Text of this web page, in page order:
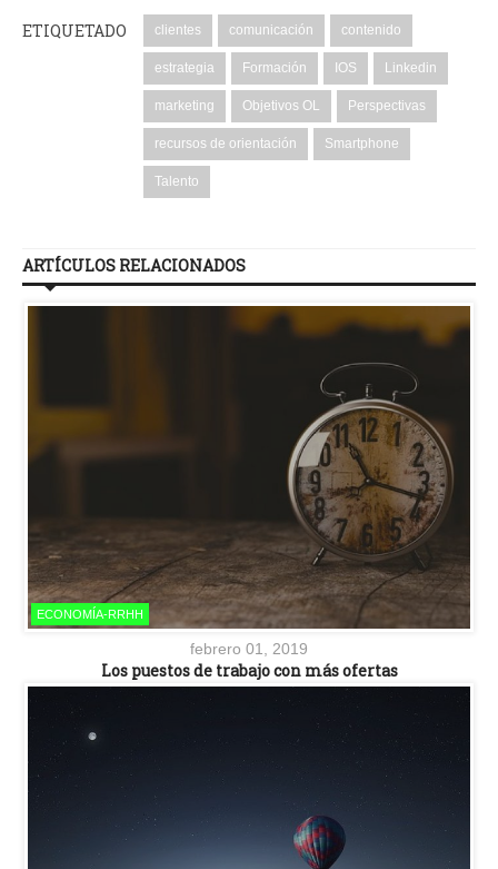
ETIQUETADO clientes comunicación contenido
estrategia Formación IOS Linkedin
marketing Objetivos OL Perspectivas
recursos de orientación Smartphone
Talento
ARTÍCULOS RELACIONADOS
ECONOMÍA-RRHH
febrero 01, 2019
Los puestos de trabajo con más ofertas